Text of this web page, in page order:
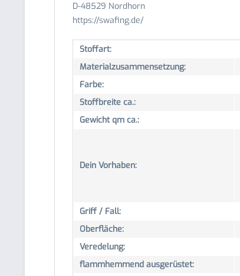
D-48529 Nordhorn
https://swafing.de/
Stoffart:
Materialzusammensetzung:
Farbe:
Stoffbreite ca.:
Gewicht qm ca.:
Dein Vorhaben:
Griff / Fall:
Oberfläche:
Veredelung:
flammhemmend ausgerüstet: